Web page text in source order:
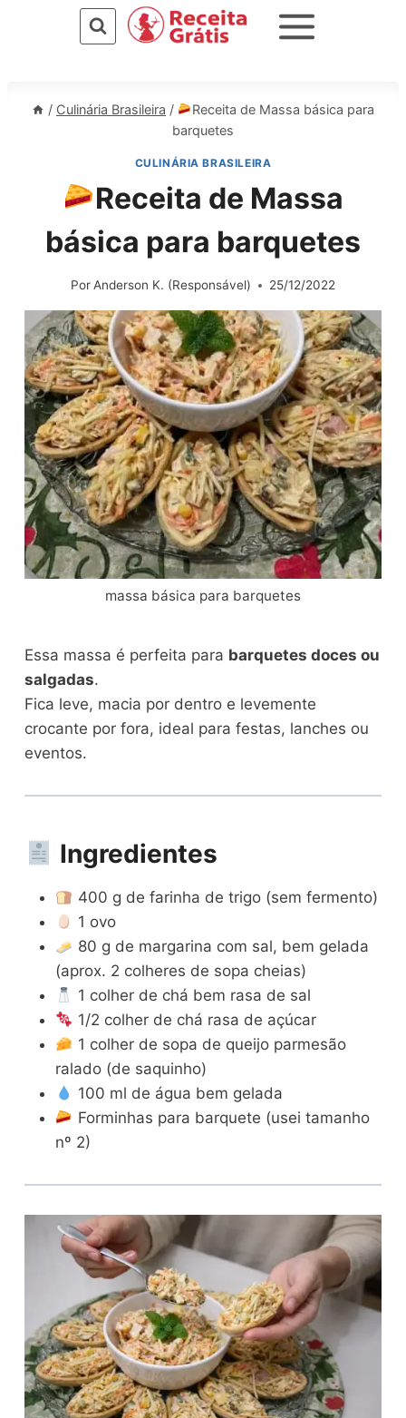
/ Culinária Brasileira /
Receita de Massa básica para
barquetes
CULINÁRIA BRASILEIRA
Receita de Massa
básica para barquetes
PorAnderson K. (Responsável) 25/12/2022
massa básica para barquetes
Essa massa é perfeita para barquetes doces ou
salgadas.
Fica leve, macia por dentro e levemente
crocante por fora, ideal para festas, lanches ou
eventos.
Ingredientes
400 g de farinha de trigo (sem fermento)
1 ovo
80 g de margarina com sal, bem gelada
(aprox. 2 colheres de sopa cheias)
1 colher de chá bem rasa de sal
1/2 colher de chá rasa de açúcar
1 colher de sopa de queijo parmesão
ralado (de saquinho)
100 ml de água bem gelada
Forminhas para barquete (usei tamanho
nº 2)